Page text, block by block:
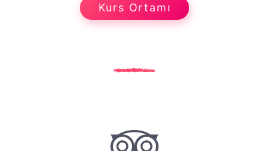
Kurs Ortamı